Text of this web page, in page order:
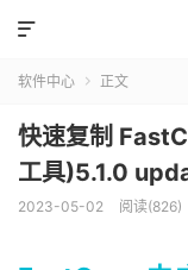

软件中心  正文
快速复制
工具)5.1.0
2023-05-02 阅读(826)